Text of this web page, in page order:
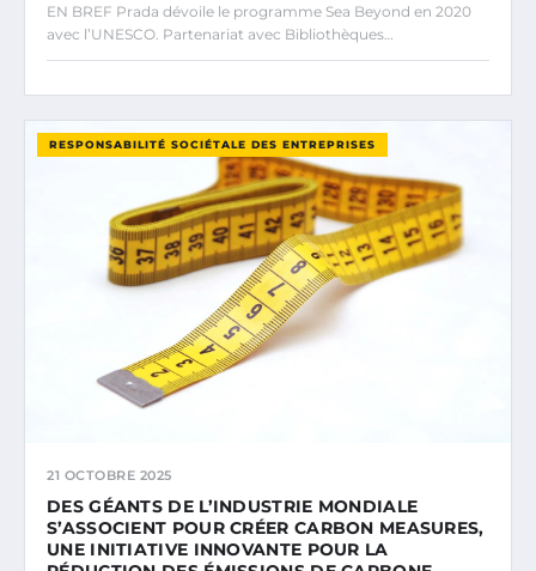
EN BREF Prada dévoile le programme Sea Beyond en 2020
avec l’UNESCO. Partenariat avec Bibliothèques…
RESPONSABILITÉ SOCIÉTALE DES ENTREPRISES
21 OCTOBRE 2025
DES GÉANTS DE L’INDUSTRIE MONDIALE
S’ASSOCIENT POUR CRÉER CARBON MEASURES,
UNE INITIATIVE INNOVANTE POUR LA